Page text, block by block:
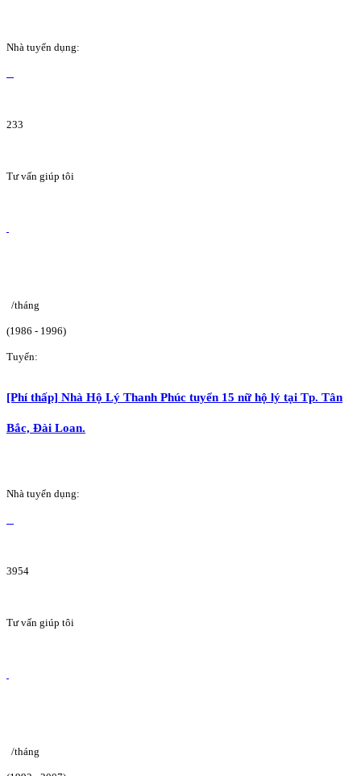
Nhà tuyển dụng:
233
Tư vấn giúp tôi
/tháng
(1986 - 1996)
Tuyển:
[Phí thấp] Nhà Hộ Lý Thanh Phúc tuyển 15 nữ hộ lý tại Tp. Tân
Bắc, Đài Loan.
Nhà tuyển dụng:
3954
Tư vấn giúp tôi
/tháng